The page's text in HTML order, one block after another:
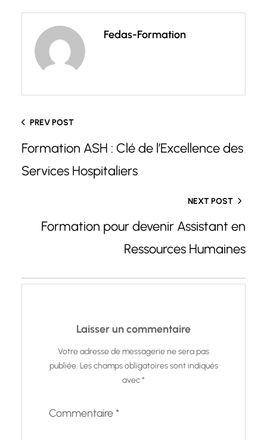
Fedas-Formation
PREV POST
Formation ASH : Clé de l’Excellence des
Services Hospitaliers
NEXT POST
Formation pour devenir Assistant en
Ressources Humaines
Laisser un commentaire
Votre adresse de messagerie ne sera pas
publiée. Les champs obligatoires sont indiqués
avec*
Commentaire*